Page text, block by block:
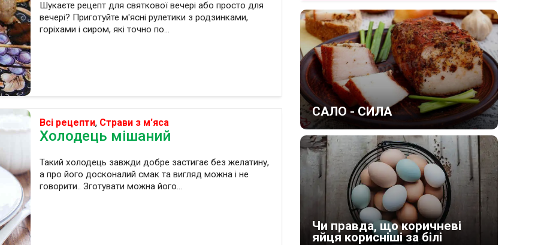
Шукаєте рецепт для святкової вечері або просто для
вечері? Приготуйте м'ясні рулетики з родзинками,
горіхами і сиром, які точно по...
Всі рецепти, Страви з м'яса
Холодець мішаний
Такий холодець завжди добре застигає без желатину,
а про його досконалий смак та вигляд можна і не
говорити.. Зготувати можна його...
САЛО - СИЛА
Чи правда, що коричневі
яйця корисніші за білі